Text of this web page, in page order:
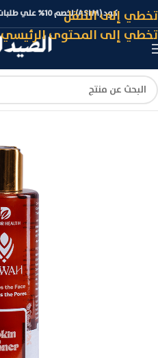
تخطي إلى التنقل
تخطي إلى المحتوى الرئيسي
كود (ASLM) لخصم 10% علي طلبات الجملة الأعلي من 7000 جنيه